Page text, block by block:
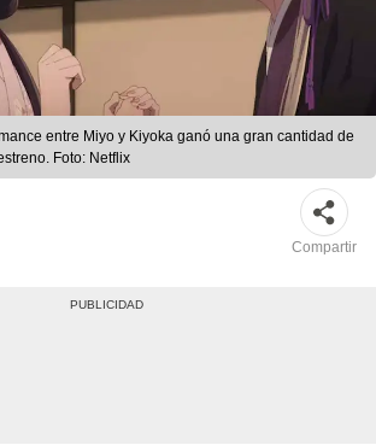
entre Miyo y Kiyoka ganó una gran cantidad de
Foto: Netflix
Compartir